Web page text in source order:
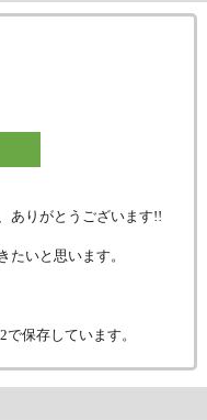
ありがとうございます!!
たいと思います。
保存しています。